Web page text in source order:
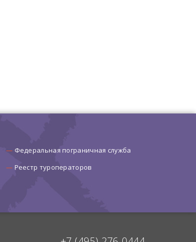
Федеральная пограничная служба
Реестр туроператоров